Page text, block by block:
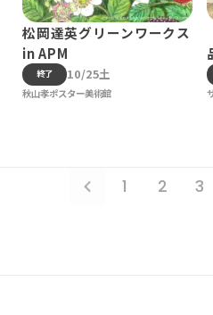
松岡達英グリーンワークス
in APM
終了 10/25土
秋山孝ポスター美術館
1 2 3